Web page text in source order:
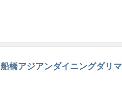
船橋アジアンダイニングダリマ